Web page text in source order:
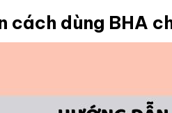
cách dùng BHA